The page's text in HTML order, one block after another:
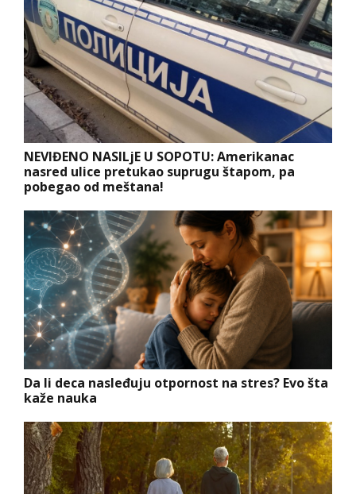
NEVIĐENO NASILjE U SOPOTU: Amerikanac
nasred ulice pretukao suprugu štapom, pa
pobegao od meštana!
Da li deca nasleđuju otpornost na stres? Evo šta
kaže nauka